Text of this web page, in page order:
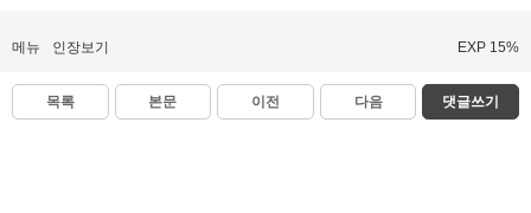
메뉴 인장보기 EXP 15%
목록 본문 이전 다음 댓글쓰기